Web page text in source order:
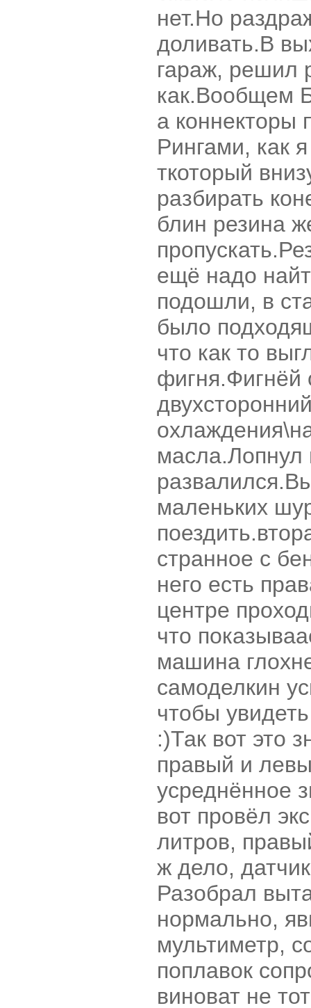
нет.Но
доливать.В
гараж, решил
как.Вообщем
а коннекторы
Рингами, как
ткоторый
разбирать
блин резина
ещё надо
подошли, в
было
что как то
фигня.Фигнёй
масла.Лопнул
маленьких
странное с
него есть
центре
что
машина
самоделкин
чтобы
:)Так вот это
правый и
усреднённое
вот провёл
литров,
ж дело,
Разобрал
нормально,
мультиметр,
поплавок
виноват не